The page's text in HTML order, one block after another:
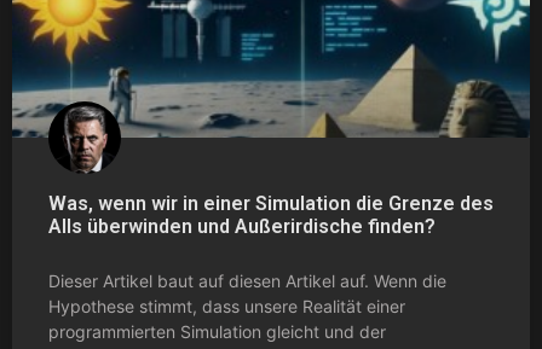
Was, wenn wir in einer Simulation die Grenze des
Alls überwinden und Außerirdische finden?
Dieser Artikel baut auf diesen Artikel auf. Wenn die
Hypothese stimmt, dass unsere Realität einer
programmierten Simulation gleicht und der